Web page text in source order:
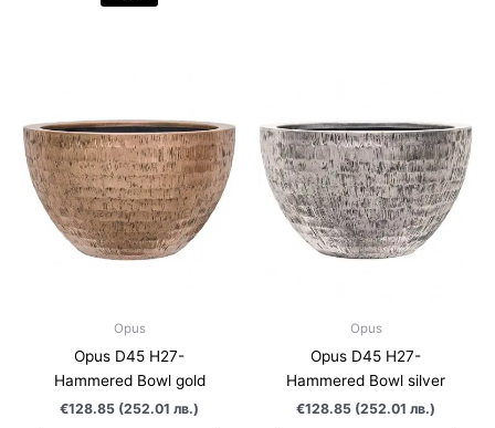
Opus
Opus D45 H27-
Hammered Bowl gold
€128.85 (252.01 лв.)
Opus
Opus D45 H27-
Hammered Bowl silver
€128.85 (252.01 лв.)